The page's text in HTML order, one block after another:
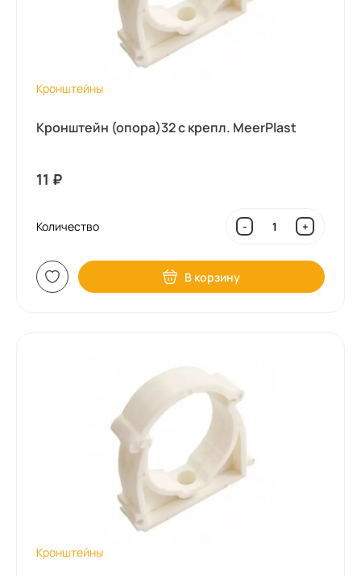
Кронштейны
Кронштейн (опора)32 с крепл. MeerPlast
11 ₽
Количество - +
В корзину
Кронштейны